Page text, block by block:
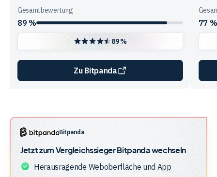
Gesamtbewertung
89 %
89 %
Zu Bitpanda
77 %
Unternehmensstruktur
der
Bitpanda
Jetzt zum VergleichssiegerBitpandawechseln
Herausragende Weboberfläche und App